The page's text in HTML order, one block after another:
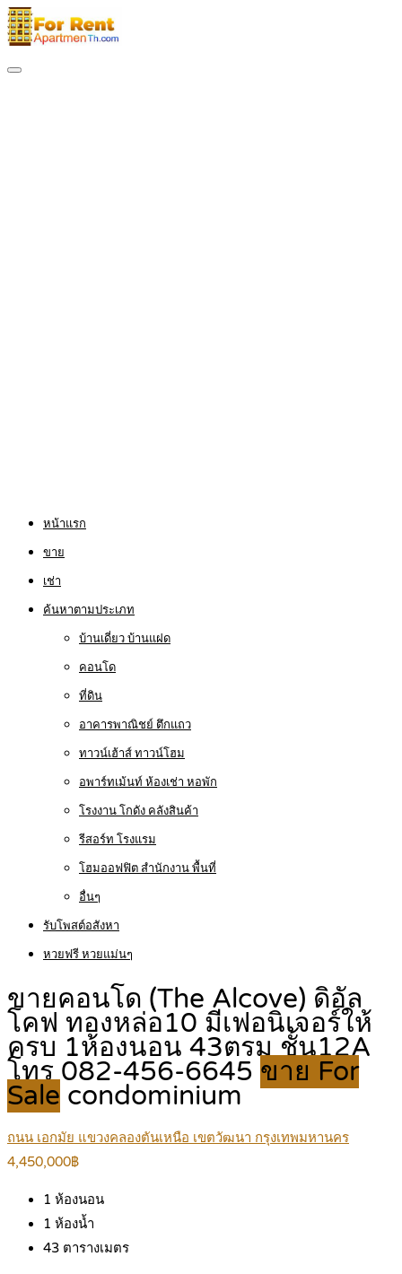
หน้าแรก
ขาย
เช่า
ค้นหาตามประเภท
บ้านเดี่ยว บ้านแฝด
คอนโด
ที่ดิน
อาคารพาณิชย์ ตึกแถว
ทาวน์เฮ้าส์ ทาวน์โฮม
อพาร์ทเม้นท์ ห้องเช่า หอพัก
โรงงาน โกดัง คลังสินค้า
รีสอร์ท โรงแรม
โฮมออฟฟิต สำนักงาน พื้นที่
อื่นๆ
รับโพสต์อสังหา
หวยฟรี หวยแม่นๆ
ขายคอนโด (The Alcove) ดิอัล
โคฟ ทองหล่อ10 มีเฟอนิเจอร์ให้
ครบ 1ห้องนอน 43ตรม ชั้น12A
โทร 082-456-6645 ขาย For
Sale condominium
ถนน เอกมัย แขวงคลองตันเหนือ เขตวัฒนา กรุงเทพมหานคร
4,450,000฿
1 ห้องนอน
1 ห้องน้ำ
43 ตารางเมตร